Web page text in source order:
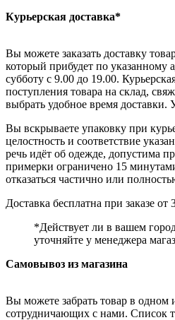
Курьерская доставка*
Вы можете заказать доставку
который прибудет по указанному
субботу с 9.00 до 19.00.
поступления товара на склад,
выбрать удобное время доставки.
Вы вскрываете упаковку при
целостность и соответствие
речь идёт об одежде, допустима
примерки ограничено 15
отказаться частично или
Доставка бесплатна при заказе от
*Действует ли в вашем
уточняйте у менеджера
Самовывоз из магазина
Вы можете забрать товар в одном
сотрудничающих с нами. Список